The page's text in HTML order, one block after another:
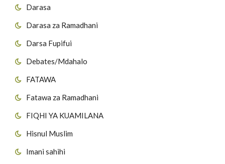
Darasa
Darasa za Ramadhani
Darsa Fupifui
Debates/Mdahalo
FATAWA
Fatawa za Ramadhani
FIQHI YA KUAMILANA
Hisnul Muslim
Imani sahihi